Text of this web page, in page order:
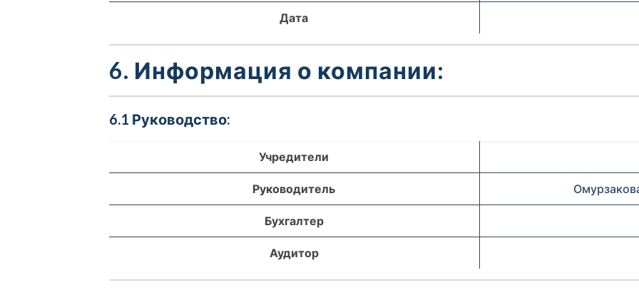
Дата
6. Информация о компании:
6.1 Руководство:
Учредители
Руководитель
Бухгалтер
Аудитор